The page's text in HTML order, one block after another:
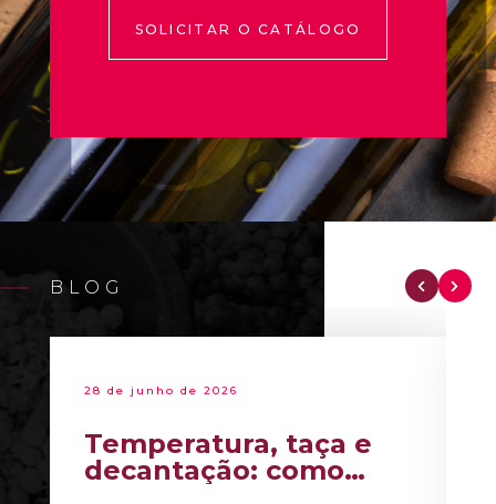
SOLICITAR O CATÁLOGO
BLOG
28 de junho de 2026
Temperatura, taça e
decantação: como